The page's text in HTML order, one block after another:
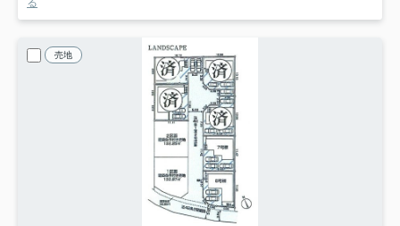
る
売地